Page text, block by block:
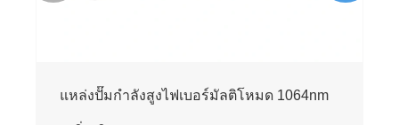
แหล่งเลเซอร์ปั๊มรามัน 1457nm